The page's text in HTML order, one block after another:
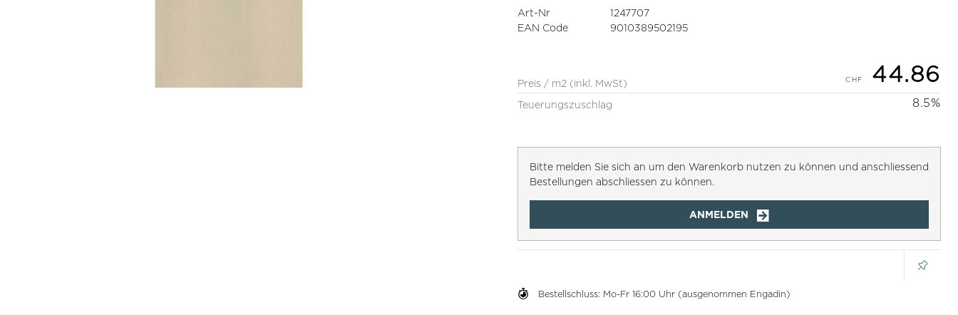
Preis / m2 (inkl. MwSt) 44.86
Teuerungszuschlag 8.5%
Bitte melden Sie sich an um den Warenkorb nutzen zu können und anschliessend
Bestellungen abschliessen zu können.
ANMELDEN
Bestellschluss: Mo-Fr 16:00 Uhr (ausgenommen Engadin)
Art-Nr
1247707
EAN Code
9010389502195